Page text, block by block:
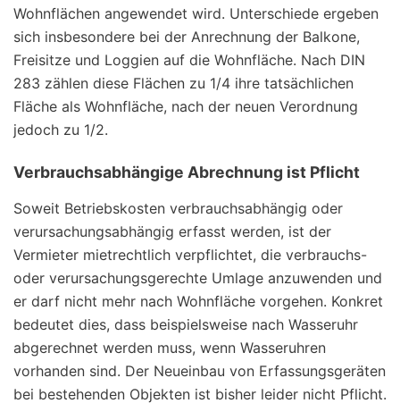
Wohnflächen angewendet wird. Unterschiede ergeben
sich insbesondere bei der Anrechnung der Balkone,
Freisitze und Loggien auf die Wohnfläche. Nach DIN
283 zählen diese Flächen zu 1/4 ihre tatsächlichen
Fläche als Wohnfläche, nach der neuen Verordnung
jedoch zu 1/2.
Verbrauchsabhängige Abrechnung ist Pflicht
Soweit Betriebskosten verbrauchsabhängig oder
verursachungsabhängig erfasst werden, ist der
Vermieter mietrechtlich verpflichtet, die verbrauchs-
oder verursachungsgerechte Umlage anzuwenden und
er darf nicht mehr nach Wohnfläche vorgehen. Konkret
bedeutet dies, dass beispielsweise nach Wasseruhr
abgerechnet werden muss, wenn Wasseruhren
vorhanden sind. Der Neueinbau von Erfassungsgeräten
bei bestehenden Objekten ist bisher leider nicht Pflicht.